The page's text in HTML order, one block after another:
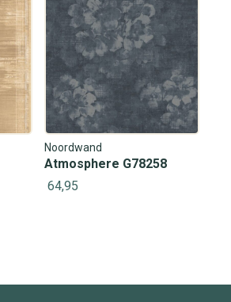
Noordwand
Atmosphere G78258
64,95